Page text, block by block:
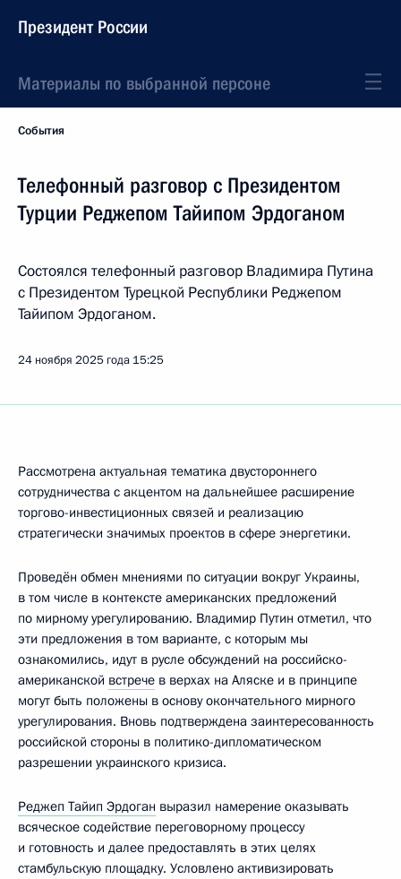
Президент России
Материалы по выбранной персоне
События
Телефонный разговор с Президентом
Турции Реджепом Тайипом Эрдоганом
Состоялся телефонный разговор Владимира Путина
с Президентом Турецкой Республики Реджепом
Тайипом Эрдоганом.
24 ноября 2025 года 15:25
Рассмотрена актуальная тематика двустороннего
сотрудничества с акцентом на дальнейшее расширение
торгово-инвестиционных связей и реализацию
стратегически значимых проектов в сфере энергетики.
Проведён обмен мнениями по ситуации вокруг Украины,
в том числе в контексте американских предложений
по мирному урегулированию. Владимир Путин отметил, что
эти предложения в том варианте, с которым мы
ознакомились, идут в русле обсуждений на российско-
американской встрече в верхах на Аляске и в принципе
могут быть положены в основу окончательного мирного
урегулирования. Вновь подтверждена заинтересованность
российской стороны в политико-дипломатическом
разрешении украинского кризиса.
Реджеп Тайип Эрдоган выразил намерение оказывать
всяческое содействие переговорному процессу
и готовность и далее предоставлять в этих целях
стамбульскую площадку. Условлено активизировать